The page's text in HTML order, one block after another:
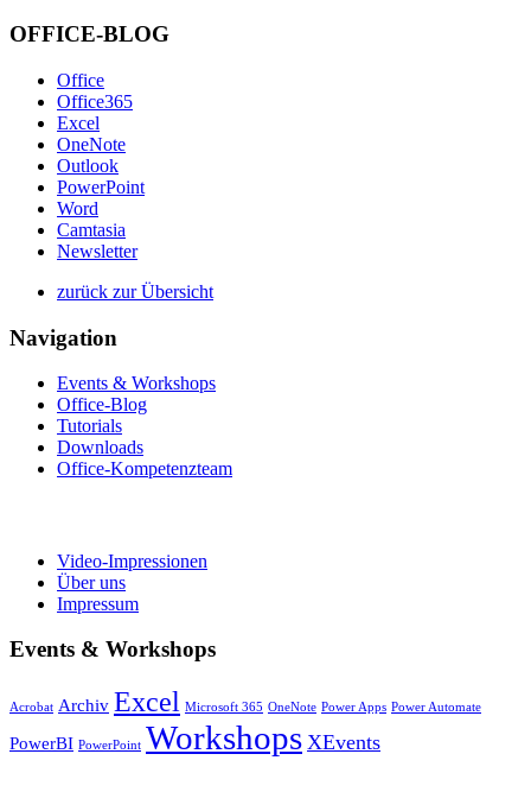
OFFICE-BLOG
Office
Office365
Excel
OneNote
Outlook
PowerPoint
Word
Camtasia
Newsletter
zurück zur Übersicht
Navigation
Events & Workshops
Office-Blog
Tutorials
Downloads
Office-Kompetenzteam
Video-Impressionen
Über uns
Impressum
Events & Workshops
Acrobat Archiv Excel Microsoft 365 OneNote Power Apps Power Automate
PowerBI PowerPoint Workshops XEvents